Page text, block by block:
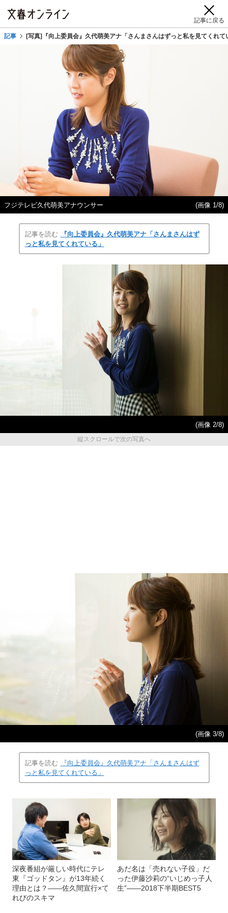
記事に戻る
記事 [写真]『向上委員会』久代萌美アナ「さんまさんはずっと私を見てくれて
フジテレビ久代萌美アナウンサー (画像 1/8)
記事を読む
『向上委員会』久代萌美アナ「さんまさんはず
っと私を見てくれている」
(画像 2/8)
縦スクロールで次の写真へ
(画像 3/8)
記事を読む
『向上委員会』久代萌美アナ「さんまさんはず
っと私を見てくれている」
深夜番組が厳しい時代にテレ
東『ゴッドタン』が13年続く
理由とは？――佐久間宣行×て
れびのスキマ
あだ名は「売れない子役」だ
った伊藤沙莉の“いじめっ子人
生”――2018下半期BEST5